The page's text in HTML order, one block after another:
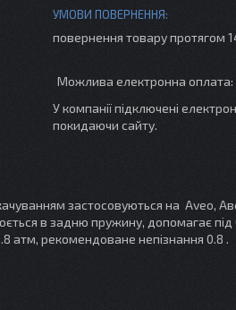
повернення товару протягом
У компанії підключені
покидаючи сайту.
застосовуються на Aveo,
в задню пружину, допомагає під
атм, рекомендоване непізнання 0.8 .